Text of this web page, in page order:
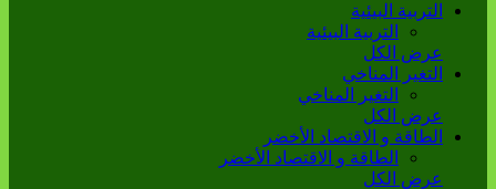
التربية البيئية
التربية البيئية
عرض الكل
التغير المناخي
التغير المناخي
عرض الكل
الطاقة و الاقتصاد الأخضر
الطاقة و الاقتصاد الأخضر
عرض الكل